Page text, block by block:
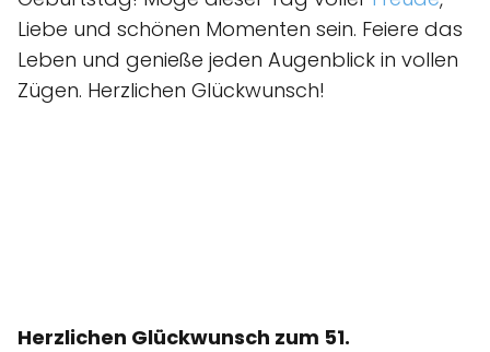
Liebe und schönen Momenten sein. Feiere das
Leben und genieße jeden Augenblick in vollen
Zügen. Herzlichen Glückwunsch!
Herzlichen Glückwunsch zum 51.